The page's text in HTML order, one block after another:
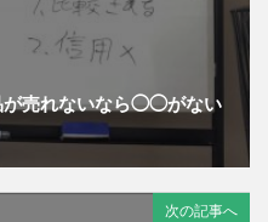
が売れないなら◯◯がない
次の記事へ